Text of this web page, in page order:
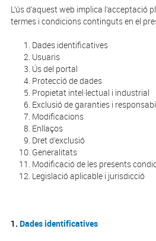
L’ús d’aquest web implica l’acceptació
termes i condicions continguts en el
Dades identificatives
Usuaris
Ús del portal
Protecció de dades
Propietat intel·lectual i industrial
Exclusió de garanties i
Modificacions
Enllaços
Dret d’exclusió
Generalitats
Modificació de les presents
Legislació aplicable i jurisdicció
1. Dades identificatives